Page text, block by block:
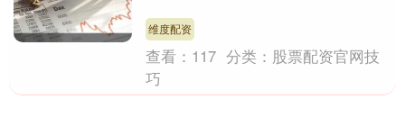
入超....
维度配资
查看： 117 分类： 股票配资官网技
巧